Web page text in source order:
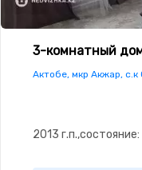
3-комнатный
Актобе, мкр Акжар,
2013